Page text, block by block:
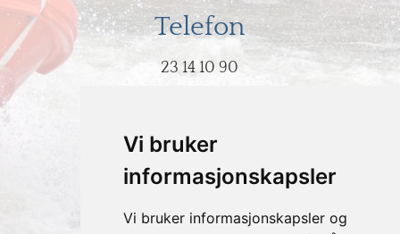
Vi bruker
informasjonskapsler
Vi bruker informasjonskapsler og
Telefon
23 14 10 90
post@hodeovervann.no